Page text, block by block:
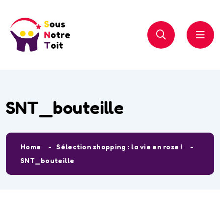
SNT_bouteille
Home
Sélection shopping : la vie en rose !
SNT_bouteille